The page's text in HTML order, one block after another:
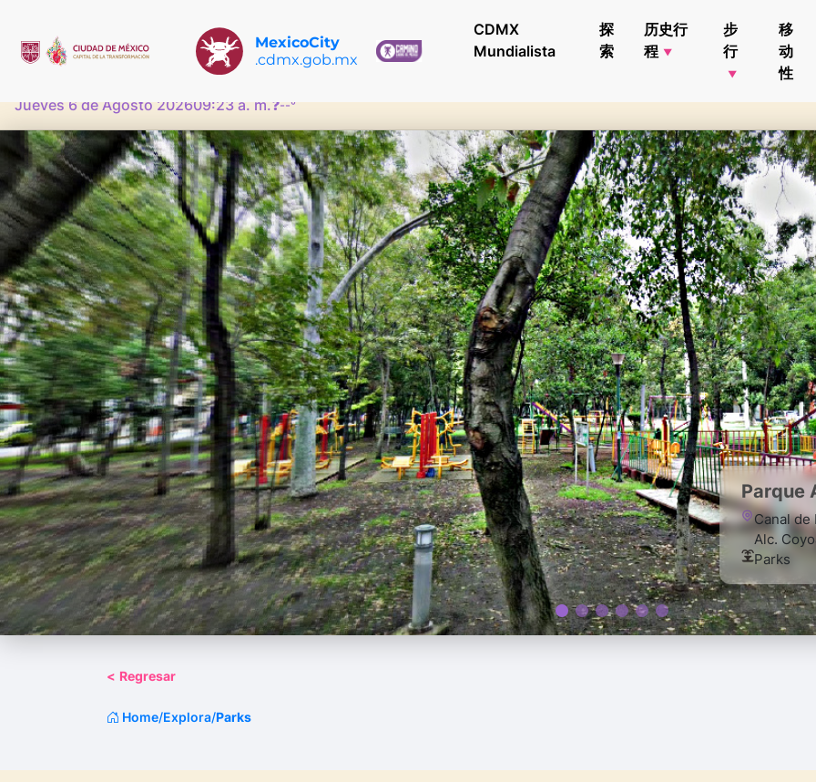
MexicoCity
.cdmx.gob.mx
CDMX
Mundialista
探
索
历史行
程
步
行
移
动
性
Jueves 6 de Agosto 202609:23 a. m.❓--°
Parque
Canal de
Alc.
Parks
< Regresar
Home/Explora/Parks